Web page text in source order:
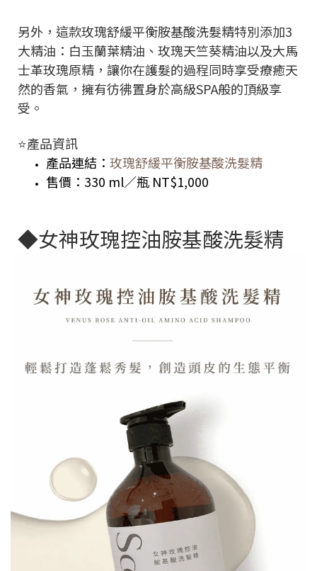
另外，這款玫瑰舒緩平衡胺基酸洗髮精特別添加3
大精油：白玉蘭葉精油、玫瑰天竺葵精油以及大馬
士革玫瑰原精，讓你在護髮的過程同時享受療癒天
然的香氣，擁有彷彿置身於高級SPA般的頂級享
受。
⭐️產品資訊
產品連結： 玫瑰舒緩平衡胺基酸洗髮精
售價：330 ml／瓶 NT$1,000
◆女神玫瑰控油胺基酸洗髮精